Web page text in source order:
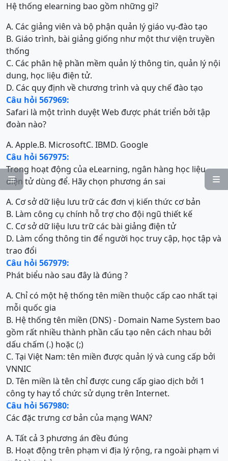


Hệ thống elearning bao gồm những gì?
A. Các giảng viên và bộ phận quản lý giáo vụ-đào tạo
B. Giáo trình, bài giảng giống như một thư viện truyền
thống
C. Các phân hệ phần mềm quản lý thông tin, quản lý nội
dung, học liệu điện tử.
D. Các quy định về chương trình và quy chế đào tạo
Câu hỏi 567969:
Safari là một trình duyệt Web được phát triển bởi tập
đoàn nào?
A. Apple.B. MicrosoftC. IBMD. Google
Câu hỏi 567975:
Trong hoạt động của eLearning, ngân hàng học liệu
điện tử dùng để. Hãy chọn phương án sai
A. Cơ sở dữ liệu lưu trữ các đơn vị kiến thức cơ bản
B. Làm công cụ chính hỗ trợ cho đội ngũ thiết kế
C. Cơ sở dữ liệu lưu trữ các bài giảng điện tử
D. Làm cổng thông tin để người học truy cập, học tập và
trao đổi
Câu hỏi 567979:
Phát biểu nào sau đây là đúng ?
A. Chỉ có một hệ thống tên miền thuộc cấp cao nhất tại
mỗi quốc gia
B. Hệ thống tên miền (DNS) - Domain Name System bao
gồm rất nhiều thành phần cấu tạo nên cách nhau bởi
dấu chấm (.) hoặc (;)
C. Tại Việt Nam: tên miền được quản lý và cung cấp bởi
VNNIC
D. Tên miền là tên chỉ được cung cấp giao dịch bởi 1
công ty hay tổ chức sử dụng trên Internet.
Câu hỏi 567980:
Các đặc trưng cơ bản của mạng WAN?
A. Tất cả 3 phương án đều đúng
B. Hoạt động trên phạm vi địa lý rộng, ra ngoài phạm vi